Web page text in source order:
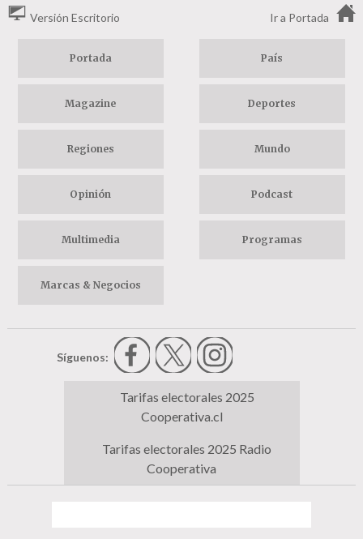
Versión Escritorio Ir a Portada
Portada País
Magazine Deportes
Regiones Mundo
Opinión Podcast
Multimedia Programas
Marcas & Negocios
Síguenos:
Tarifas electorales 2025
Cooperativa.cl
Tarifas electorales 2025 Radio
Cooperativa